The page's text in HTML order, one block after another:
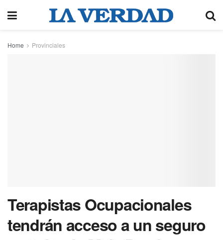
Home Provinciales
Terapistas Ocupacionales
tendrán acceso a un seguro